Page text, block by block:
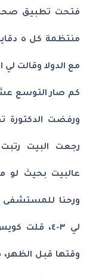
فتحت تطبيق
مع الدولا وقالت
كم صار التوسع
ورفضت
رجعت البيت
عالبيت بحيث
ورحنا للمستشفى
لي ٣-٤، قلت